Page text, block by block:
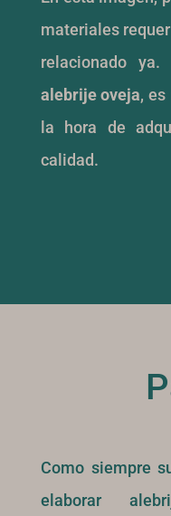
materiales
relacionado
alebrije oveja, es
la hora de
calidad.
Como siempre
elaborar